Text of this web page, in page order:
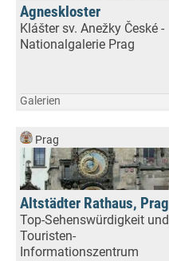
Agneskloster
Klášter sv. Anežky České -
Nationalgalerie Prag
Galerien
Prag
Altstädter Rathaus, Prag
Top-Sehenswürdigkeit und
Touristen-
Informationszentrum